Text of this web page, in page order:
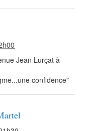
Jean Lurçat à
confidence"